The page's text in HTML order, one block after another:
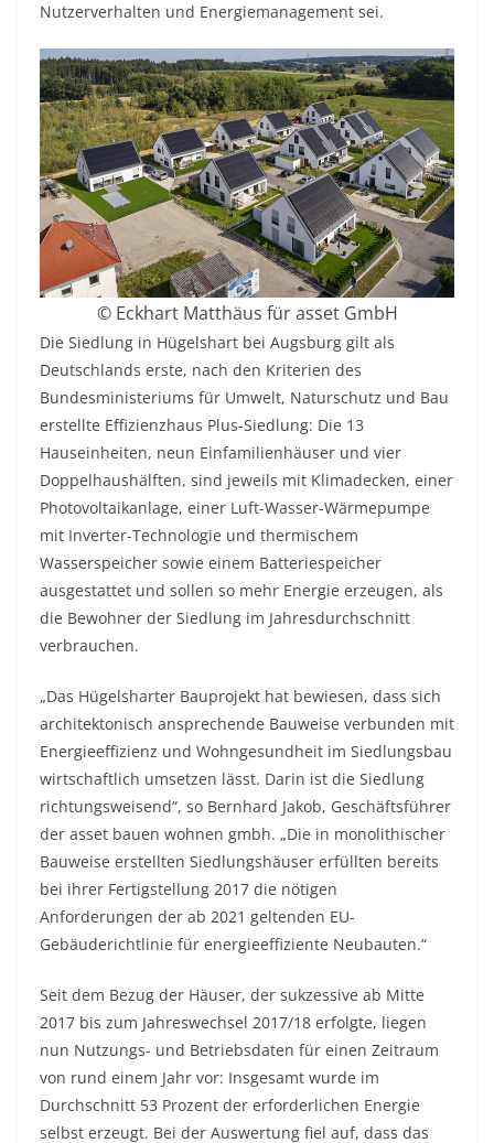
Nutzerverhalten und Energiemanagement sei.
© Eckhart Matthäus für asset GmbH
Die Siedlung in Hügelshart bei Augsburg gilt als
Deutschlands erste, nach den Kriterien des
Bundesministeriums für Umwelt, Naturschutz und Bau
erstellte Effizienzhaus Plus-Siedlung: Die 13
Hauseinheiten, neun Einfamilienhäuser und vier
Doppelhaushälften, sind jeweils mit Klimadecken, einer
Photovoltaikanlage, einer Luft-Wasser-Wärmepumpe
mit Inverter-Technologie und thermischem
Wasserspeicher sowie einem Batteriespeicher
ausgestattet und sollen so mehr Energie erzeugen, als
die Bewohner der Siedlung im Jahresdurchschnitt
verbrauchen.
„Das Hügelsharter Bauprojekt hat bewiesen, dass sich
architektonisch ansprechende Bauweise verbunden mit
Energieeffizienz und Wohngesundheit im Siedlungsbau
wirtschaftlich umsetzen lässt. Darin ist die Siedlung
richtungsweisend“, so Bernhard Jakob, Geschäftsführer
der asset bauen wohnen gmbh. „Die in monolithischer
Bauweise erstellten Siedlungshäuser erfüllten bereits
bei ihrer Fertigstellung 2017 die nötigen
Anforderungen der ab 2021 geltenden EU-
Gebäuderichtlinie für energieeffiziente Neubauten.“
Seit dem Bezug der Häuser, der sukzessive ab Mitte
2017 bis zum Jahreswechsel 2017/18 erfolgte, liegen
nun Nutzungs- und Betriebsdaten für einen Zeitraum
von rund einem Jahr vor: Insgesamt wurde im
Durchschnitt 53 Prozent der erforderlichen Energie
selbst erzeugt. Bei der Auswertung fiel auf, dass das